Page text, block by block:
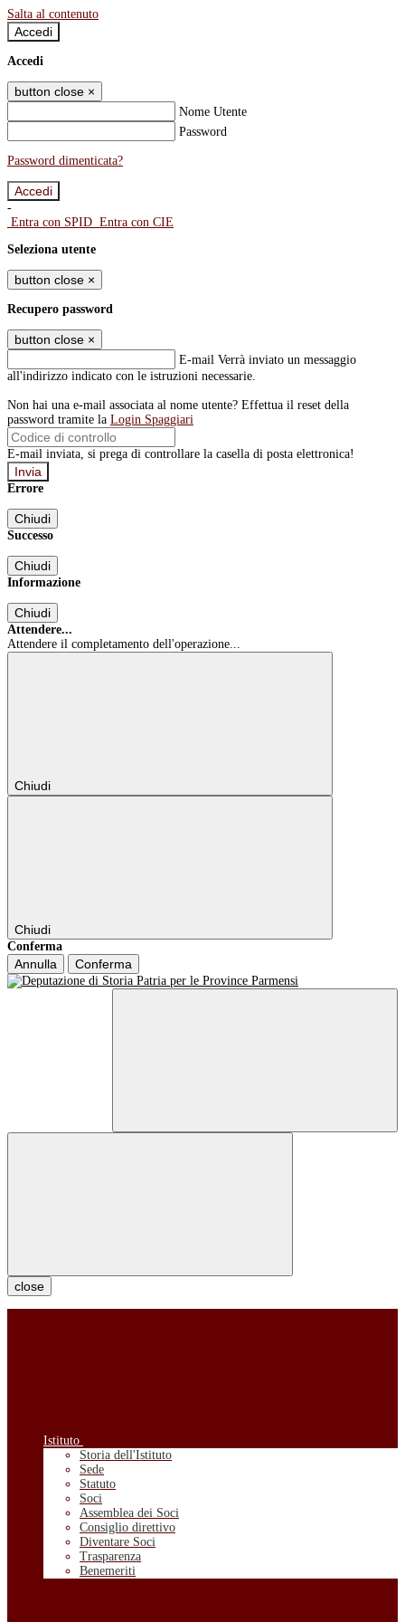
Salta al contenuto
Accedi
Accedi
button close ×
Nome Utente
Password
Password dimenticata?
-
Entra con SPID Entra con CIE
Seleziona utente
button close ×
Recupero password
button close ×
E-mail Verrà inviato un messaggio
all'indirizzo indicato con le istruzioni necessarie.
Non hai una e-mail associata al nome utente? Effettua il reset della
password tramite la Login Spaggiari
E-mail inviata, si prega di controllare la casella di posta elettronica!
Errore
Chiudi
Successo
Chiudi
Informazione
Chiudi
Attendere...
Attendere il completamento dell'operazione...
Chiudi
Chiudi
Conferma
Annulla Conferma
close
Istituto
Storia dell'Istituto
Sede
Statuto
Soci
Assemblea dei Soci
Consiglio direttivo
Diventare Soci
Trasparenza
Benemeriti